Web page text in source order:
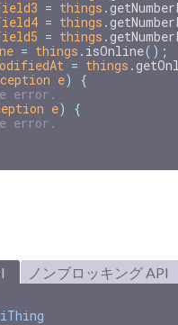
= things .
= things .
= things .
= things . isOnline();
= things .
e)
{
error.
e)
{
error.
ノンブロッキング API